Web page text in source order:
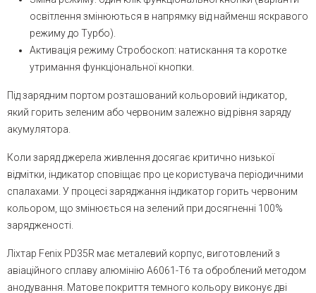
освітлення змінюються в напрямку від найменш яскравого
режиму до Турбо).
Активація режиму Стробоскоп: натискання та коротке
утримання функціональної кнопки.
Під зарядним портом розташований кольоровий індикатор,
який горить зеленим або червоним залежно від рівня заряду
акумулятора.
Коли заряд джерела живлення досягає критично низької
відмітки, індикатор сповіщає про це користувача періодичними
спалахами. У процесі заряджання індикатор горить червоним
кольором, що змінюється на зелений при досягненні 100%
зарядженості.
Ліхтар Fenix PD35R має металевий корпус, виготовлений з
авіаційного сплаву алюмінію A6061-T6 та оброблений методом
анодування. Матове покриття темного кольору виконує дві